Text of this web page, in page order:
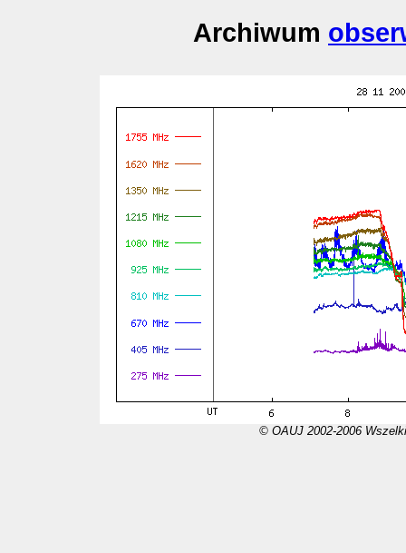
Archiwum
© OAUJ 2002-2006